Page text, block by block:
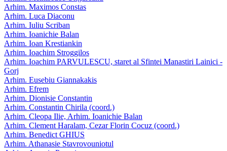
Arhim. Maximos Constas
Arhim. Luca Diaconu
Arhim. Iuliu Scriban
Arhim. Ioanichie Balan
Arhim. Ioan Krestiankin
Arhim. Ioachim Stroggilos
Arhim. Ioachim PARVULESCU, staret al Sfintei Manastiri Lainici -
Gorj
Arhim. Eusebiu Giannakakis
Arhim. Efrem
Arhim. Dionisie Constantin
Arhim. Constantin Chirila (coord.)
Arhim. Cleopa Ilie, Arhim. Ioanichie Balan
Arhim. Clement Haralam, Cezar Florin Cocuz (coord.)
Arhim. Benedict GHIUS
Arhim. Athanasie Stavrovouniotul